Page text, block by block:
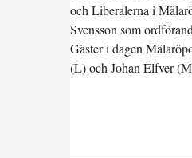
och Liberalerna i
Svensson som
Gäster i dagen
(L) och Johan Elfver